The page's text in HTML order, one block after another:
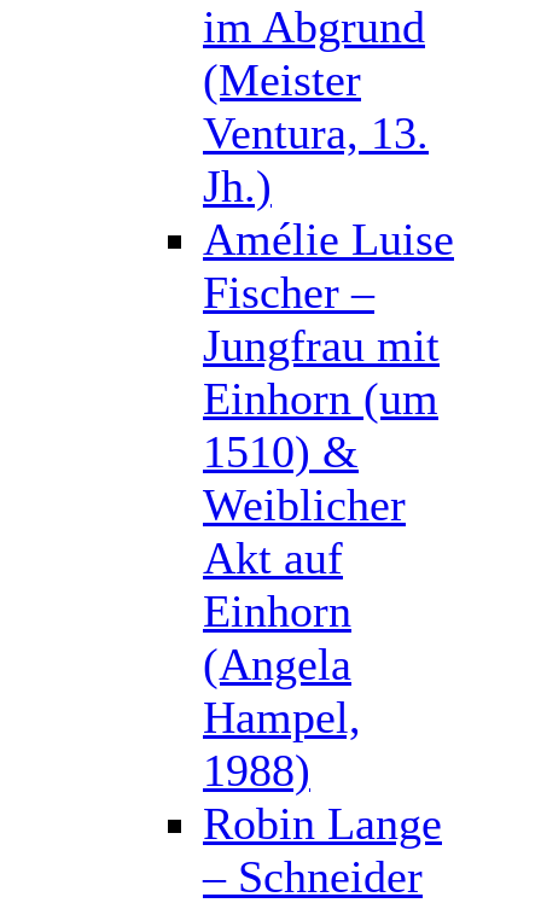
im Abgrund
(Meister
Ventura, 13.
Jh.)
Amélie Luise
Fischer –
Jungfrau mit
Einhorn (um
1510) &
Weiblicher
Akt auf
Einhorn
(Angela
Hampel,
1988)
Robin Lange
– Schneider